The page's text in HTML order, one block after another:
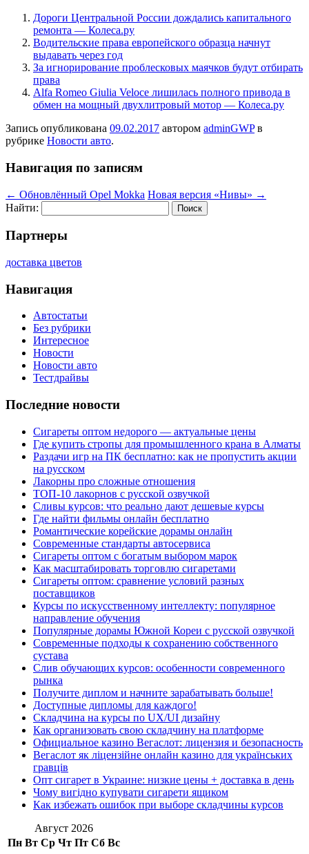
Дороги Центральной России дождались капитального
ремонта — Колеса.ру
Водительские права европейского образца начнут
выдавать через год
За игнорирование проблесковых маячков будут отбирать
права
Alfa Romeo Giulia Veloce лишилась полного привода в
обмен на мощный двухлитровый мотор — Колеса.ру
Запись опубликована 09.02.2017 автором adminGWPв
рубрике Новости авто.
Навигация по записям
← Обновлённый Opel Mokka Новая версия «Нивы» →
Найти:
Партнеры
доставка цветов
Навигация
Автостатьи
Без рубрики
Интересное
Новости
Новости авто
Тестдрайвы
Последние новости
Сигареты оптом недорого — актуальные цены
Где купить стропы для промышленного крана в Алматы
Раздачи игр на ПК бесплатно: как не пропустить акции
на русском
Лакорны про сложные отношения
ТОП-10 лакорнов с русской озвучкой
Сливы курсов: что реально дают дешевые курсы
Где найти фильмы онлайн бесплатно
Романтические корейские дорамы онлайн
Современные стандарты автосервиса
Сигареты оптом с богатым выбором марок
Как масштабировать торговлю сигаретами
Сигареты оптом: сравнение условий разных
поставщиков
Курсы по искусственному интеллекту: популярное
направление обучения
Популярные дорамы Южной Кореи с русской озвучкой
Современные подходы к сохранению собственного
сустава
Слив обучающих курсов: особенности современного
рынка
Получите диплом и начните зарабатывать больше!
Доступные дипломы для каждого!
Складчина на курсы по UX/UI дизайну
Как организовать свою складчину на платформе
Официальное казино Вегаслот: лицензия и безопасность
Вегаслот як ліцензійне онлайн казино для українських
гравців
Опт сигарет в Украине: низкие цены + доставка в день
Чому вигідно купувати сигарети ящиком
Как избежать ошибок при выборе складчины курсов
Август 2026
Пн Вт Ср Чт Пт Сб Вс